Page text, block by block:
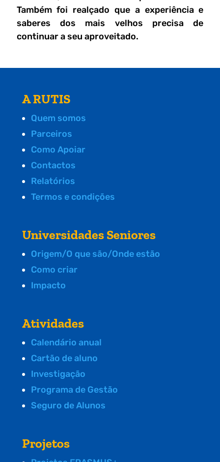
Também foi realçado que a experiência e
saberes dos mais velhos precisa de
continuar a seu aproveitado.
A RUTIS
Quem somos
Parceiros
Como Apoiar
Contactos
Relatórios
Termos e condições
Universidades Seniores
Origem/O que são/Onde estão
Como criar
Impacto
Atividades
Calendário anual
Cartão de aluno
Investigação
Programa de Gestão
Seguro de Alunos
Projetos